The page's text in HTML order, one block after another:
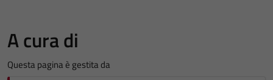
A cura di
Questa pagina è gestita da